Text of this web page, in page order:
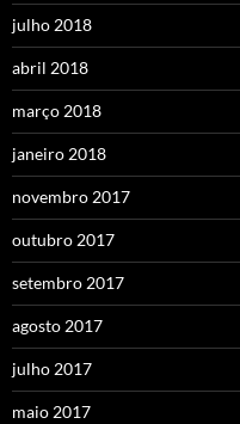
julho 2018
abril 2018
março 2018
janeiro 2018
novembro 2017
outubro 2017
setembro 2017
agosto 2017
julho 2017
maio 2017